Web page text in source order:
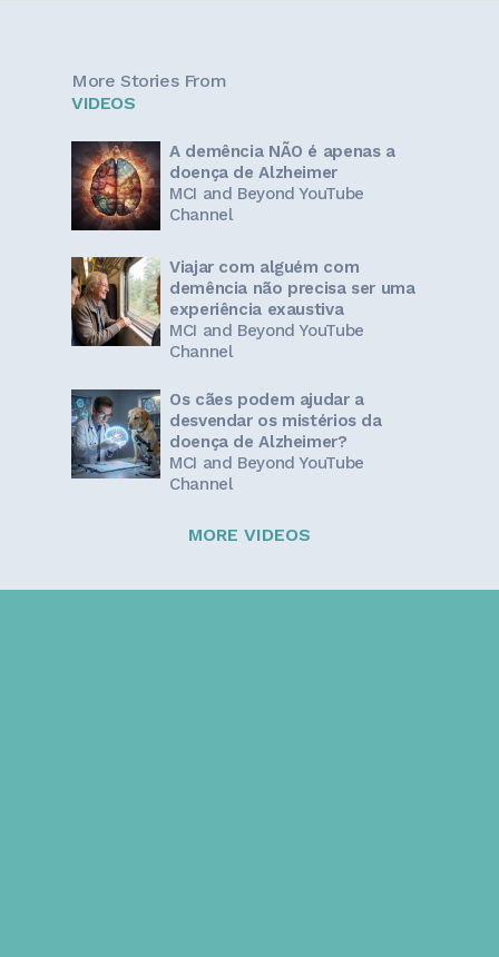
More Stories From
VIDEOS
A demência NÃO é apenas a
doença de Alzheimer
MCI and Beyond YouTube
Channel
Viajar com alguém com
demência não precisa ser uma
experiência exaustiva
MCI and Beyond YouTube
Channel
Os cães podem ajudar a
desvendar os mistérios da
doença de Alzheimer?
MCI and Beyond YouTube
Channel
MORE VIDEOS